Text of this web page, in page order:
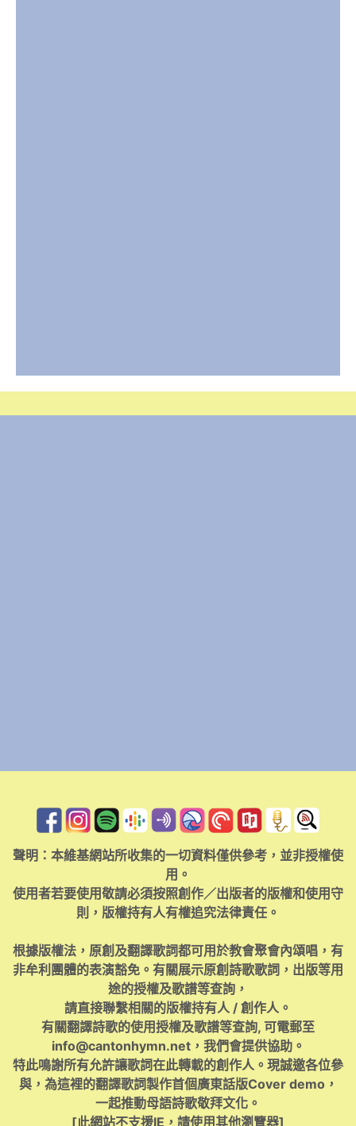
聲明：本維基網站所收集的一切資料僅供參考，並非授權使
用。
使用者若要使用敬請必須按照創作／出版者的版權和使用守
則，版權持有人有權追究法律責任。
根據版權法，原創及翻譯歌詞都可用於教會聚會內頌唱，有
非牟利團體的表演豁免。有關展示原創詩歌歌詞，出版等用
途的授權及歌譜等查詢，
請直接聯繫相關的版權持有人 / 創作人。
有關翻譯詩歌的使用授權及歌譜等查詢, 可電郵至
info@cantonhymn.net，我們會提供協助。
特此鳴謝所有允許讓歌詞在此轉載的創作人。現誠邀各位參
與，為這裡的翻譯歌詞製作首個廣東話版Cover demo，
一起推動母語詩歌敬拜文化。
[此網站不支援IE，請使用其他瀏覽器]